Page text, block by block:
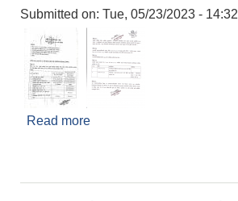
Submitted on: Tue, 05/23/2023 - 14:32
Read more